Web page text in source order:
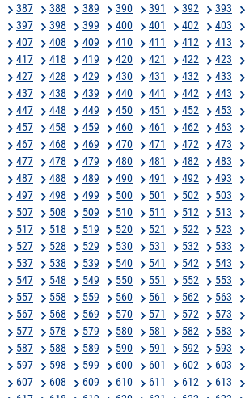
387
388 389 390 391 392 393
397
398 399 400 401 402 403
407
408 409 410 411 412 413
417
418 419 420 421 422 423
427
428 429 430 431 432 433
437
438 439 440 441 442 443
447
448 449 450 451 452 453
457
458 459 460 461 462 463
467
468 469 470 471 472 473
477
478 479 480 481 482 483
487
488 489 490 491 492 493
497
498 499 500 501 502 503
507
508 509 510 511 512 513
517
518 519 520 521 522 523
527
528 529 530 531 532 533
537
538 539 540 541 542 543
547
548 549 550 551 552 553
557
558 559 560 561 562 563
567
568 569 570 571 572 573
577
578 579 580 581 582 583
587
588 589 590 591 592 593
597
598 599 600 601 602 603
607
608 609 610 611 612 613